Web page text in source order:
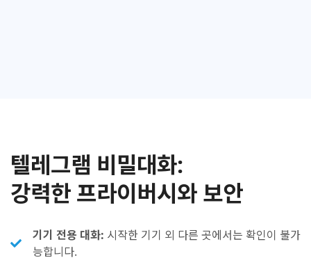
텔레그램 비밀대화:
강력한 프라이버시와 보안
기기 전용 대화: 시작한 기기 외 다른 곳에서는 확인이 불가
능합니다.